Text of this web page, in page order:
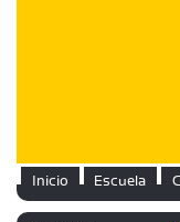
Inicio Escuela